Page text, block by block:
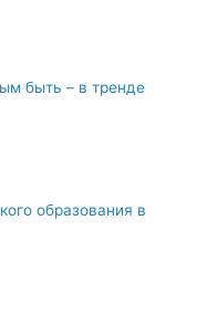
быть – в тренде
образования в